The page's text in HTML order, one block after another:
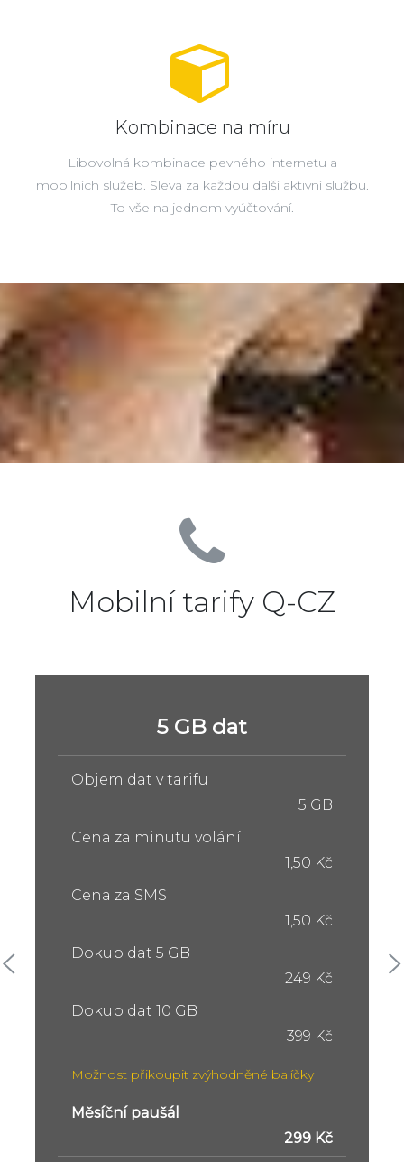
Kombinace na míru
Libovolná kombinace pevného internetu a
mobilních služeb. Sleva za každou další aktivní službu.
To vše na jednom vyúčtování.
Mobilní tarify Q-CZ
5 GB dat
Objem dat v tarifu
5 GB
Cena za minutu volání
1,50 Kč
Cena za SMS
1,50 Kč
Dokup dat 5 GB
249 Kč
Dokup dat 10 GB
399 Kč
Možnost přikoupit zvýhodněné balíčky
Měsíční paušál
299 Kč